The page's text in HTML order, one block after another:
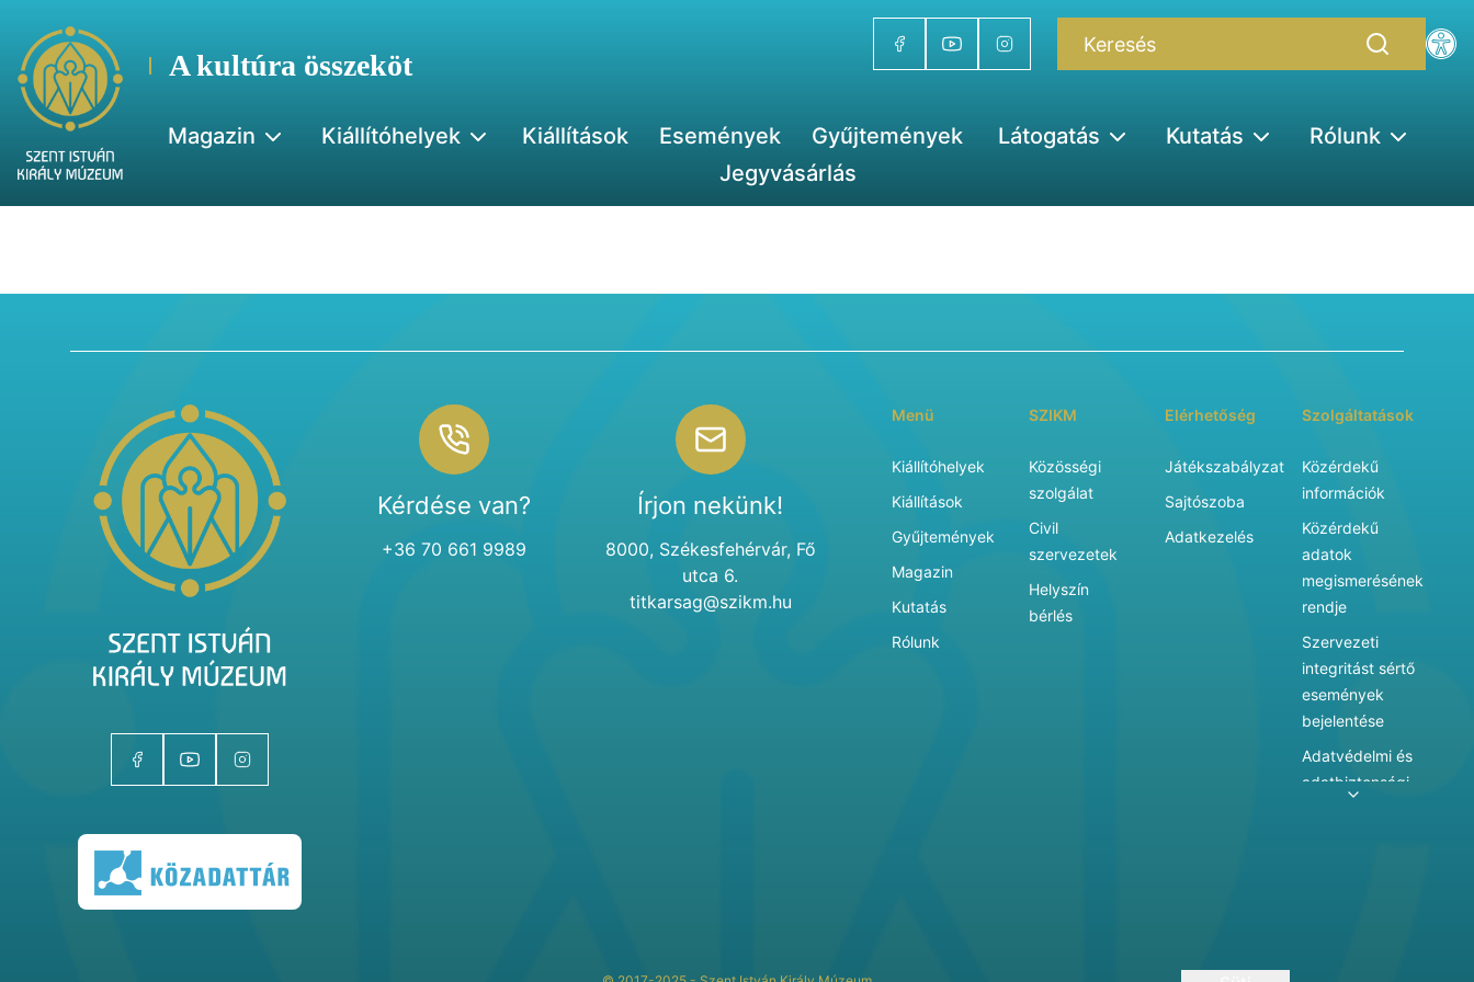
A kultúra összeköt
Magazin Kiállítóhelyek Kiállítások Események Gyűjtemények Látogatás Kutatás
Rólunk
Jegyvásárlás
Kérdése van?
+36 70 661 9989
Írjon nekünk!
8000, Székesfehérvár, Fő
utca 6.
titkarsag@szikm.hu
Menü
Kiállítóhelyek
Kiállítások
Gyűjtemények
Magazin
Kutatás
Rólunk
SZIKM
Közösségi
szolgálat
Civil
szervezetek
Helyszín
bérlés
Elérhetőség
Játékszabályzat
Sajtószoba
Adatkezelés
Szolgáltatások
Közérdekű
információk
Közérdekű
adatok
megismerésének
rendje
Szervezeti
integritást sértő
események
bejelentése
Adatvédelmi és
adatbiztonsági